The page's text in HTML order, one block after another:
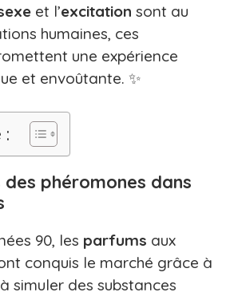
et l’excitation sont au
humaines, ces
une expérience
et envoûtante. ✨
des phéromones dans
90, les parfums aux
conquis le marché grâce à
simuler des substances